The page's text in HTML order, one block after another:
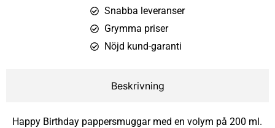
Snabba leveranser
Grymma priser
Nöjd kund-garanti
Beskrivning
Happy Birthday pappersmuggar med en volym på 200 ml.